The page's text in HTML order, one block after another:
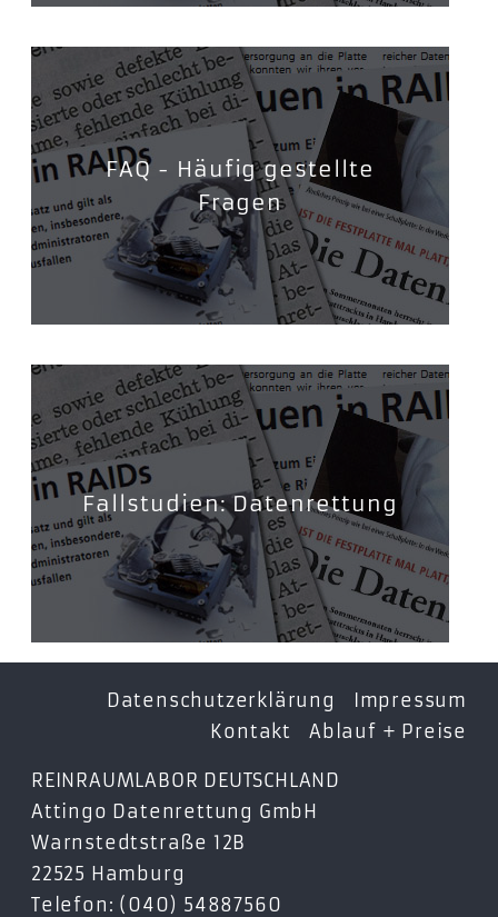
FAQ - Häufig gestellte
Fragen
Fallstudien: Datenrettung
Datenschutzerklärung
Impressum
Kontakt
Ablauf + Preise
REINRAUMLABOR DEUTSCHLAND
Attingo Datenrettung GmbH
Warnstedtstraße 12B
22525 Hamburg
Telefon: (040) 54887560